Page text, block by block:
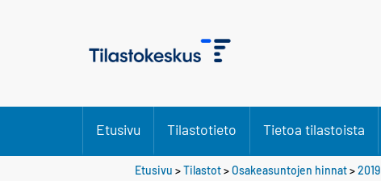
Etusivu Tilastotieto Tietoa tilastoista
Etusivu >Tilastot>Osakeasuntojen hinnat>2019